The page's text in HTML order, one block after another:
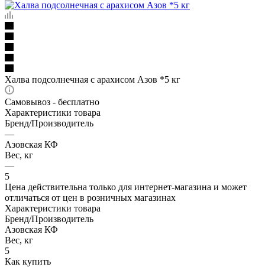
Халва подсолнечная с арахисом Азов *5 кг
Самовывоз - бесплатно
Характеристики товара
Бренд/Производитель
—
Азовская КФ
Вес, кг
—
5
Цена действительна только для интернет-магазина и может
отличаться от цен в розничных магазинах
Характеристики товара
Бренд/Производитель
Азовская КФ
Вес, кг
5
Как купить